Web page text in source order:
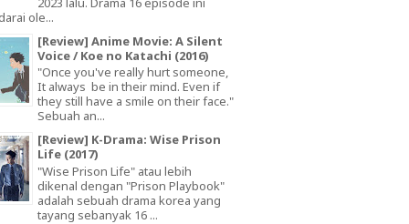
ole...
[Review] Anime Movie: A Silent
Voice / Koe no Katachi (2016)
"Once you've really hurt someone,
It always be in their mind. Even if
they still have a smile on their face."
Sebuah an...
[Review] K-Drama: Wise Prison
Life (2017)
"Wise Prison Life" atau lebih
dikenal dengan "Prison Playbook"
adalah sebuah drama korea yang
tayang sebanyak 16 ...